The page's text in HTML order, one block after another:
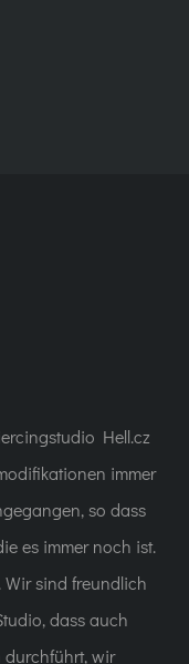
Hell.cz
immer
so dass
es immer noch ist.
sind freundlich
dass auch
wir